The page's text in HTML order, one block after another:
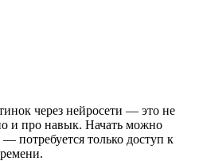
через нейросети — это не
и про навык. Начать можно
потребуется только доступ к